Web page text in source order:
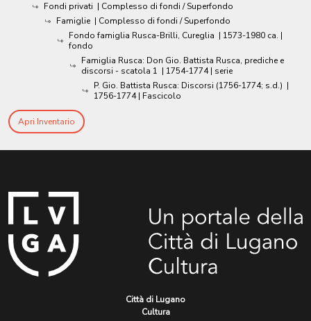
Fondi privati | Complesso di fondi / Superfondo
Famiglie | Complesso di fondi / Superfondo
Fondo famiglia Rusca-Brilli, Cureglia | 1573-1980 ca. |
fondo
Famiglia Rusca: Don Gio. Battista Rusca, prediche e
discorsi - scatola 1 | 1754-1774 | serie
P. Gio. Battista Rusca: Discorsi (1756-1774; s.d.) |
1756-1774 | Fascicolo
Apri Inventario
Città di Lugano
Cultura